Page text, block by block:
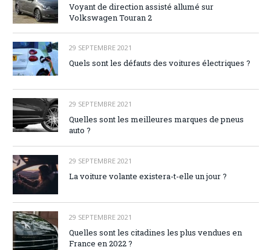
Voyant de direction assisté allumé sur
Volkswagen Touran 2
29 SEPTEMBRE 2021
Quels sont les défauts des voitures électriques ?
29 SEPTEMBRE 2021
Quelles sont les meilleures marques de pneus
auto ?
29 SEPTEMBRE 2021
La voiture volante existera-t-elle un jour ?
29 SEPTEMBRE 2021
Quelles sont les citadines les plus vendues en
France en 2022 ?